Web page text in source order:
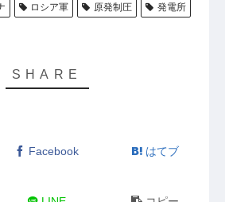
ロシア軍 原発制圧 発電所
Facebook はてブ